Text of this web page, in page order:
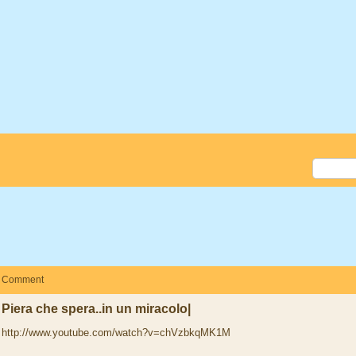
Comment
Piera che spera..in un miracolo|
http://www.youtube.com/watch?v=chVzbkqMK1M